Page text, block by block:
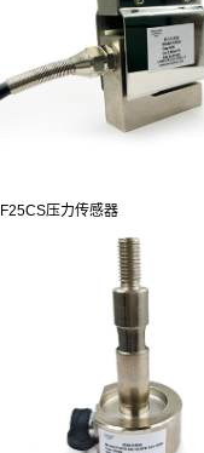
F25CS压力传感器